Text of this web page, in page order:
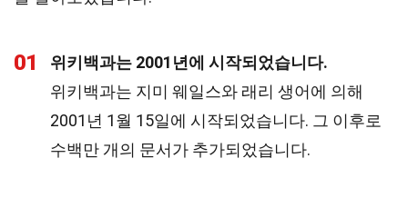
01
위키백과는 2001년에 시작되었습니다.
위키백과는 지미 웨일스와 래리 생어에 의해
2001년 1월 15일에 시작되었습니다. 그 이후로
수백만 개의 문서가 추가되었습니다.